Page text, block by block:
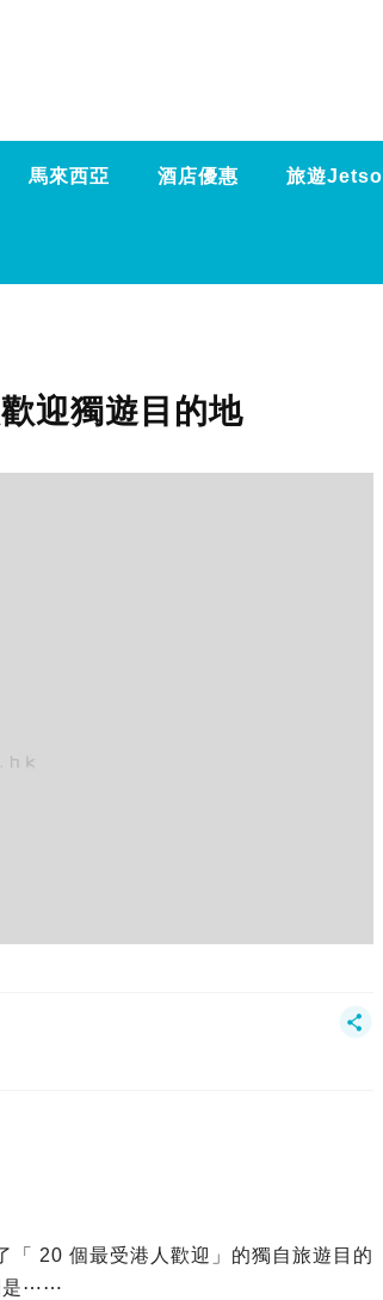
馬來西亞 酒店優惠 旅遊Jetso
迎獨遊目的地
20 個最受港人歡迎」的獨自旅遊目的
是⋯⋯